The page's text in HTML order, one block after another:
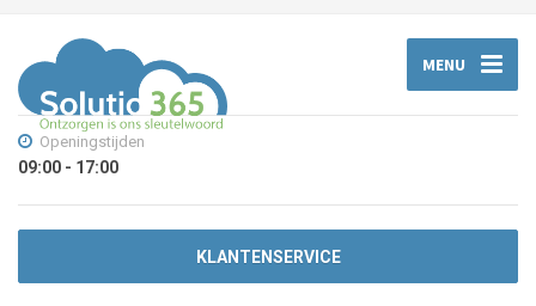
MENU
Openingstijden
09:00 - 17:00
KLANTENSERVICE